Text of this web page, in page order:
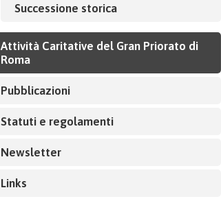
Successione storica
Attività Caritative del Gran Priorato di
Roma
Pubblicazioni
Statuti e regolamenti
Newsletter
Links